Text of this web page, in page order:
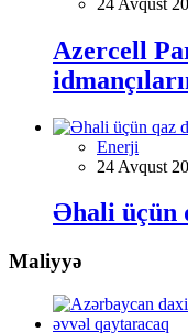
Azercell
Enerji
24 Avqust
Əhali üçün
Maliyyə